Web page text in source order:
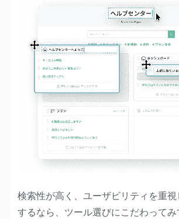
検索性が高く、ユーザビリティを重
するなら、ツール選びにこだわって